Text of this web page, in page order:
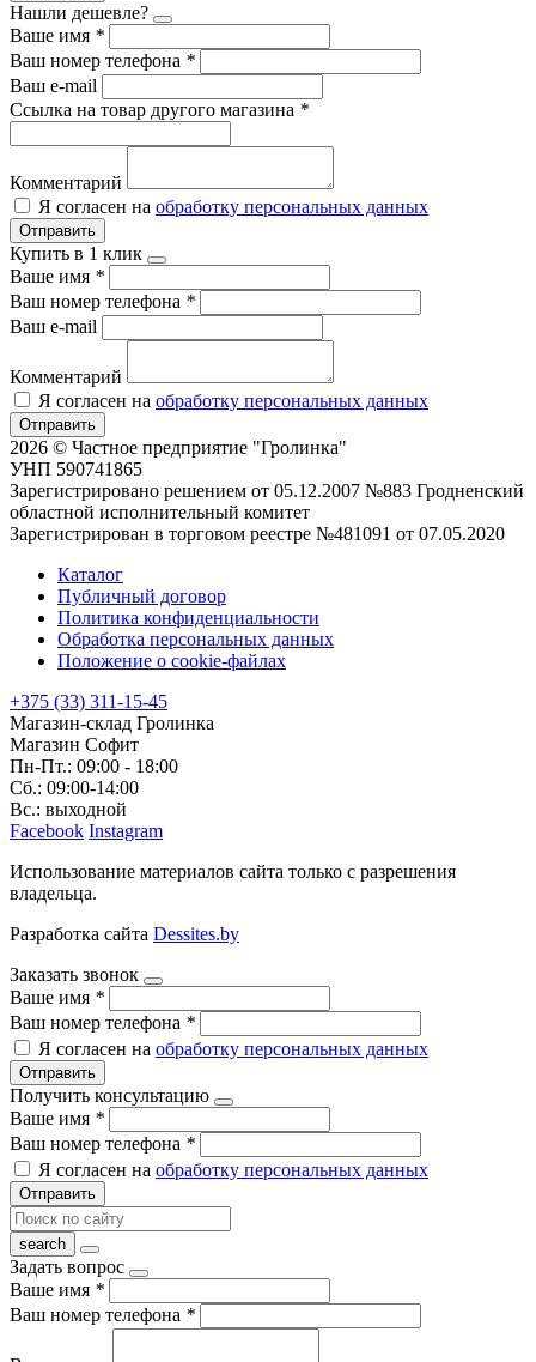
Нашли дешевле?
Ваше имя *
Ваш номер телефона *
Ваш e-mail
Ссылка на товар другого магазина *
Комментарий
Я согласен на обработку персональных данных
Отправить
Купить в 1 клик
Ваше имя *
Ваш номер телефона *
Ваш e-mail
Комментарий
Я согласен на обработку персональных данных
Отправить
2026 © Частное предприятие "Гролинка"
УНП 590741865
Зарегистрировано решением от 05.12.2007 №883 Гродненский
областной исполнительный комитет
Зарегистрирован в торговом реестре №481091 от 07.05.2020
Каталог
Публичный договор
Политика конфиденциальности
Обработка персональных данных
Положение о cookie-файлах
+375 (33) 311-15-45
Магазин-склад Гролинка
Магазин Софит
Пн-Пт.: 09:00 - 18:00
Сб.: 09:00-14:00
Вс.: выходной
Facebook Instagram
Использование материалов сайта только с разрешения
владельца.
Разработка сайта Dessites.by
Заказать звонок
Ваше имя *
Ваш номер телефона *
Я согласен на обработку персональных данных
Отправить
Получить консультацию
Ваше имя *
Ваш номер телефона *
Я согласен на обработку персональных данных
Отправить
Задать вопрос
Ваше имя *
Ваш номер телефона *